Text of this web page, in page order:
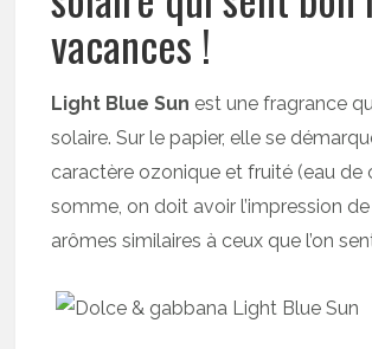
vacances !
Light Blue Sun est une fragrance
solaire. Sur le papier, elle se
caractère ozonique et fruité (eau de
somme, on doit avoir l’impression
arômes similaires à ceux que l’on